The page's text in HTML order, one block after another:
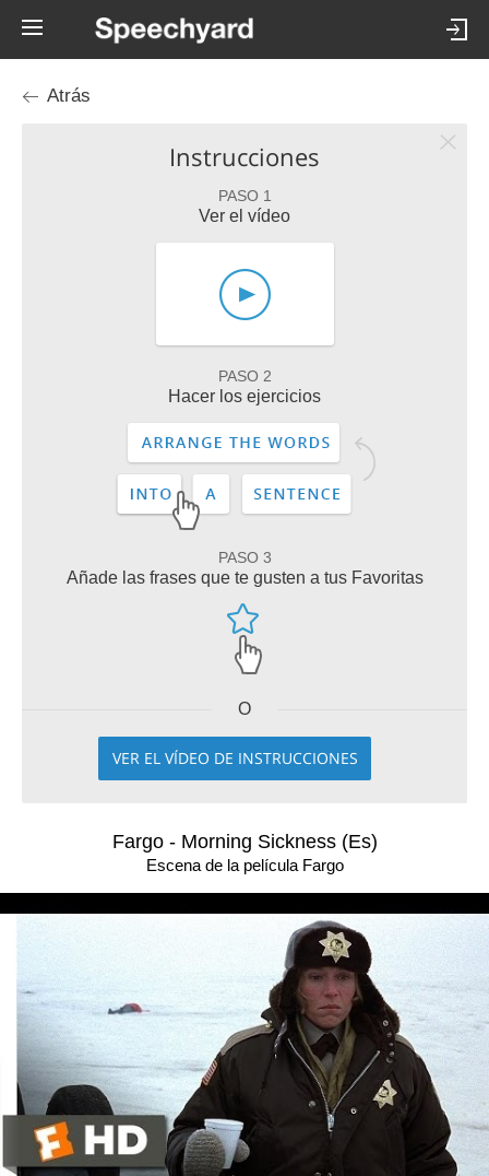
Atrás
Instrucciones
PASO 1
Ver el vídeo
PASO 2
Hacer los ejercicios
PASO 3
Añade las frases que te gusten a tus Favoritas
O
VER EL VÍDEO DE INSTRUCCIONES
Fargo - Morning Sickness (Es)
Escena de la película Fargo